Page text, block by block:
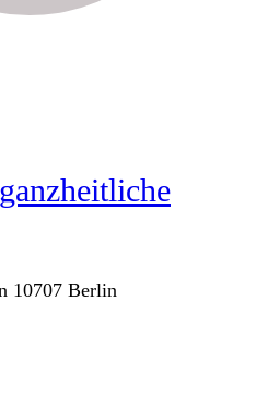
10707 Berlin